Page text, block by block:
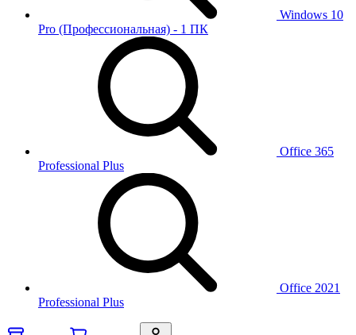
Windows 10
Pro (Профессиональная) - 1 ПК
Office 365
Professional Plus
Office 2021
Professional Plus